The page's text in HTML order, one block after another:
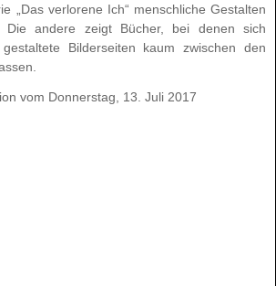
„Das verlorene Ich“ menschliche Gestalten
Die andere zeigt Bücher, bei denen sich
Bilderseiten kaum zwischen den
vom Donnerstag, 13. Juli 2017